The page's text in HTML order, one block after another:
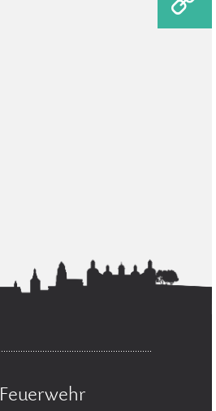
Feuerwehr